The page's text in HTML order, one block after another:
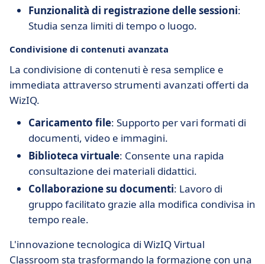
Funzionalità di registrazione delle sessioni:
Studia senza limiti di tempo o luogo.
Condivisione di contenuti avanzata
La condivisione di contenuti è resa semplice e
immediata attraverso strumenti avanzati offerti da
WizIQ.
Caricamento file: Supporto per vari formati di
documenti, video e immagini.
Biblioteca virtuale: Consente una rapida
consultazione dei materiali didattici.
Collaborazione su documenti: Lavoro di
gruppo facilitato grazie alla modifica condivisa in
tempo reale.
L'innovazione tecnologica di WizIQ Virtual
Classroom sta trasformando la formazione con una